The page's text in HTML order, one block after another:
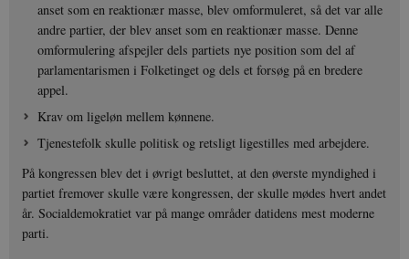
anset som en reaktionær masse, blev omformuleret, så det var alle
andre partier, der blev anset som en reaktionær masse. Denne
omformulering afspejler dels partiets nye position som del af
parlamentarismen i Folketinget og dels et forsøg på en bredere
appel.
Krav om ligeløn mellem kønnene.
Tjenestefolk skulle politisk og retsligt ligestilles med arbejdere.
På kongressen blev det i øvrigt besluttet, at den øverste myndighed i
partiet fremover skulle være kongressen, der skulle mødes hvert andet
år. Socialdemokratiet var på mange områder datidens mest moderne
parti.